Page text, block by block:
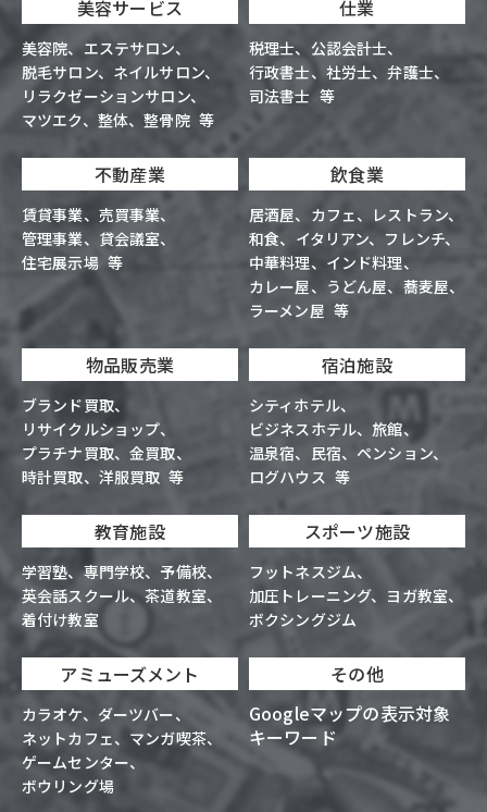
美容サービス
美容院
エステサロン
脱毛サロン
ネイルサロン
リラクゼーションサロン
マツエク
整体 整骨院 等
仕業
税理士
公認会計士
行政書士
社労士
弁護士
司法書士 等
不動産業
賃貸事業
売買事業
管理事業
貸会議室
住宅展示場 等
飲食業
居酒屋 カフェ
レストラン
和食
イタリアン
フレンチ
中華料理
インド料理
カレー屋
うどん屋
蕎麦屋
ラーメン屋 等
物品販売業
ブランド買取
リサイクルショップ
プラチナ買取
金買取
時計買取
洋服買取 等
宿泊施設
シティホテル
ビジネスホテル
旅館
温泉宿
民宿
ペンション
ログハウス 等
教育施設
学習塾 専門学校
予備校
英会話スクール
茶道教室
着付け教室
スポーツ施設
フットネスジム
加圧トレーニング
ヨガ教室
ボクシングジム
アミューズメント
カラオケ
ダーツバー
ネットカフェ
マンガ喫茶
ゲームセンター
ボウリング場
その他
Googleマップの表示対象
キーワード